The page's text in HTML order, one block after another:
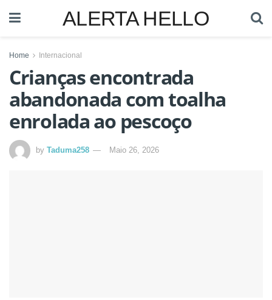
ALERTA HELLO
Home Internacional
Crianças encontrada
abandonada com toalha
enrolada ao pescoço
by Taduma258 Maio 26, 2026